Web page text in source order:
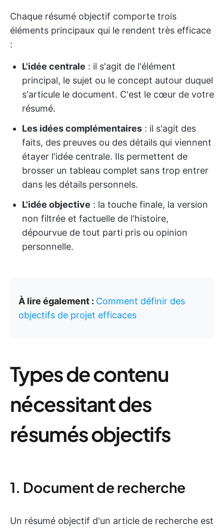
Chaque résumé objectif comporte trois
éléments principaux qui le rendent très efficace
:
L'idée centrale : il s'agit de l'élément
principal, le sujet ou le concept autour duquel
s'articule le document. C'est le cœur de votre
résumé.
Les idées complémentaires : il s'agit des
faits, des preuves ou des détails qui viennent
étayer l'idée centrale. Ils permettent de
brosser un tableau complet sans trop entrer
dans les détails personnels.
L'idée objective : la touche finale, la version
non filtrée et factuelle de l'histoire,
dépourvue de tout parti pris ou opinion
personnelle.
À lire également : Comment définir des
objectifs de projet efficaces
Types de contenu
nécessitant des
résumés objectifs
1. Document de recherche
Un résumé objectif d'un article de recherche est